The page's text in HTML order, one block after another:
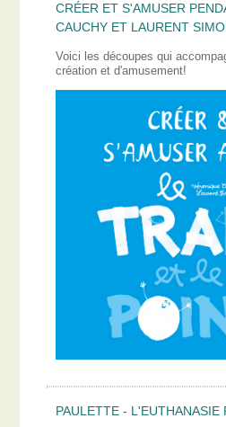
CRÉER ET S'AMUSER
CAUCHY ET LAURENT
Voici les découpes qui
création et d'amusement!
PAULETTE - L'EUTHANASIE